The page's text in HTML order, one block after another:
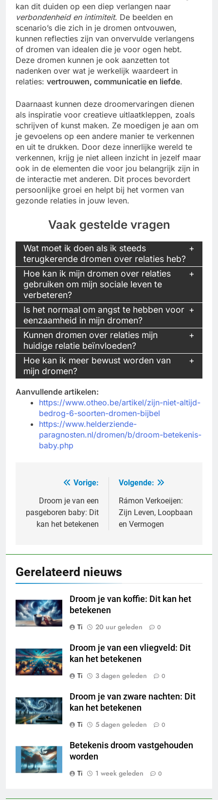
kan dit duiden op een diep verlangen naar
verbondenheid en intimiteit. De beelden en
scenario’s die zich in je dromen ontvouwen,
kunnen reflecties zijn van onvervulde verlangens
of dromen van idealen die je voor ogen hebt.
Deze dromen kunnen je ook aanzetten tot
nadenken over wat je werkelijk waardeert in
relaties: vertrouwen, communicatie en liefde.
Daarnaast kunnen deze droomervaringen dienen
als inspiratie voor creatieve uitlaatkleppen, zoals
schrijven of kunst maken. Ze moedigen je aan om
je gevoelens op een andere manier te verkennen
en uit te drukken. Door deze innerlijke wereld te
verkennen, krijg je niet alleen inzicht in jezelf maar
ook in de elementen die voor jou belangrijk zijn in
de interactie met anderen. Dit proces bevordert
persoonlijke groei en helpt bij het vormen van
gezonde relaties in jouw leven.
Vaak gestelde vragen
Wat moet ik doen als ik steeds
terugkerende dromen over relaties heb?
Hoe kan ik mijn dromen over relaties
gebruiken om mijn sociale leven te
verbeteren?
Is het normaal om angst te hebben voor
eenzaamheid in mijn dromen?
Kunnen dromen over relaties mijn
huidige relatie beïnvloeden?
Hoe kan ik meer bewust worden van
mijn dromen?
Aanvullende artikelen:
https://www.otheo.be/artikel/zijn-niet-altijd-
bedrog-6-soorten-dromen-bijbel
https://www.helderziende-
paragnosten.nl/dromen/b/droom-betekenis-
baby.php
navigatie
Vorige:
Droom je van een
pasgeboren baby: Dit
kan het betekenen
Volgende:
Rámon Verkoeijen:
Zijn Leven, Loopbaan
en Vermogen
Gerelateerd nieuws
Droom je van koffie: Dit kan het
betekenen
Ti
20 uur geleden 0
Droom je van een vliegveld: Dit
kan het betekenen
Ti
3 dagen geleden 0
Droom je van zware nachten: Dit
kan het betekenen
Ti
5 dagen geleden 0
Betekenis droom vastgehouden
worden
Ti
1 week geleden 0